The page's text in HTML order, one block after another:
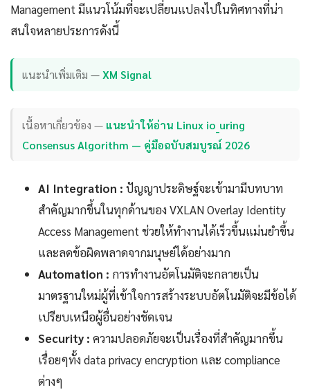
Management มีแนวโน้มที่จะเปลี่ยนแปลงไปในทิศทางที่น่า
สนใจหลายประการดังนี้
แนะนำเพิ่มเติม —XM Signal
เนื้อหาเกี่ยวข้อง — แนะนำให้อ่าน Linux io_uring
Consensus Algorithm — คู่มือฉบับสมบูรณ์ 2026
AI Integration : ปัญญาประดิษฐ์จะเข้ามามีบทบาท
สำคัญมากขึ้นในทุกด้านของ VXLAN Overlay Identity
Access Management ช่วยให้ทำงานได้เร็วขึ้นแม่นยำขึ้น
และลดข้อผิดพลาดจากมนุษย์ได้อย่างมาก
Automation : การทำงานอัตโนมัติจะกลายเป็น
มาตรฐานใหม่ผู้ที่เข้าใจการสร้างระบบอัตโนมัติจะมีข้อได้
เปรียบเหนือผู้อื่นอย่างชัดเจน
Security : ความปลอดภัยจะเป็นเรื่องที่สำคัญมากขึ้น
เรื่อยๆทั้ง data privacy encryption และ compliance
ต่างๆ